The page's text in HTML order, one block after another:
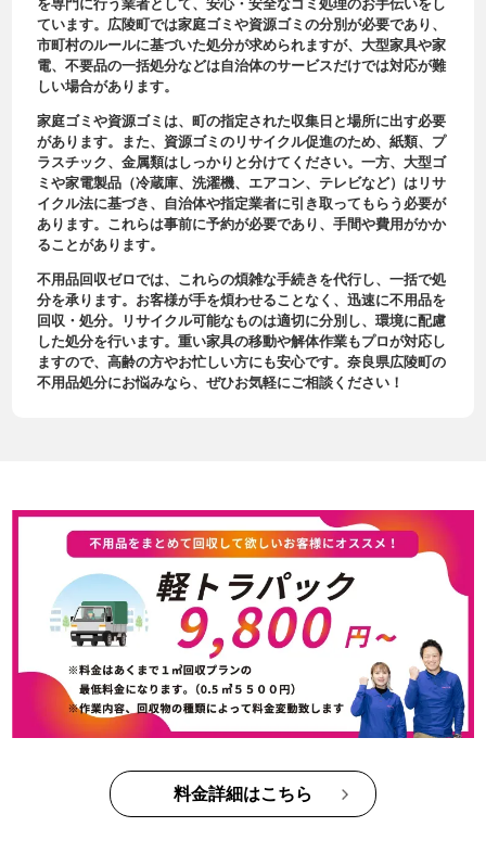
を専門に行う業者として、安心・安全なゴミ処理のお手伝いをし
ています。広陵町では家庭ゴミや資源ゴミの分別が必要であり、
市町村のルールに基づいた処分が求められますが、大型家具や家
電、不要品の一括処分などは自治体のサービスだけでは対応が難
しい場合があります。
家庭ゴミや資源ゴミは、町の指定された収集日と場所に出す必要
があります。また、資源ゴミのリサイクル促進のため、紙類、プ
ラスチック、金属類はしっかりと分けてください。一方、大型ゴ
ミや家電製品（冷蔵庫、洗濯機、エアコン、テレビなど）はリサ
イクル法に基づき、自治体や指定業者に引き取ってもらう必要が
あります。これらは事前に予約が必要であり、手間や費用がかか
ることがあります。
不用品回収ゼロでは、これらの煩雑な手続きを代行し、一括で処
分を承ります。お客様が手を煩わせることなく、迅速に不用品を
回収・処分。リサイクル可能なものは適切に分別し、環境に配慮
した処分を行います。重い家具の移動や解体作業もプロが対応し
ますので、高齢の方やお忙しい方にも安心です。奈良県広陵町の
不用品処分にお悩みなら、ぜひお気軽にご相談ください！
料金詳細はこちら